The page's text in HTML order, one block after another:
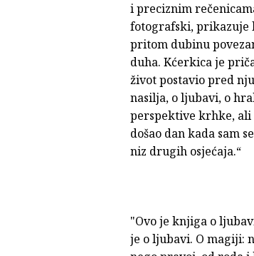
i preciznim
fotografski, prikazuje
pritom dubinu
duha. Kćerkica je
život postavio pred
nasilja, o ljubavi, o
perspektive krhke, ali
došao dan kada sam
niz drugih osjećaja.“
"Ovo je knjiga o
je o ljubavi. O magiji: